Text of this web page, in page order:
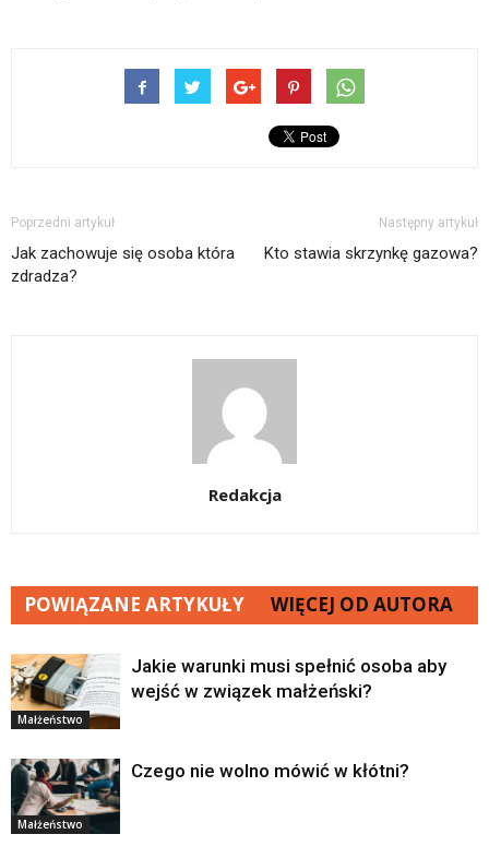
Poprzedni artykuł
Jak zachowuje się osoba która
zdradza?
Następny artykuł
Kto stawia skrzynkę gazowa?
Redakcja
POWIĄZANE ARTYKUŁY WIĘCEJ OD AUTORA
Małżeństwo
Jakie warunki musi spełnić osoba aby
wejść w związek małżeński?
Małżeństwo
Czego nie wolno mówić w kłótni?